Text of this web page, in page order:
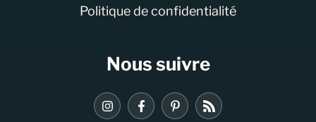
Politique de confidentialité
Nous suivre